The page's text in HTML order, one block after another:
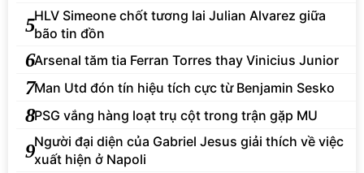
5HLV Simeone chốt tương lai Julian Alvarez giữa
bão tin đồn
6Arsenal tăm tia Ferran Torres thay Vinicius Junior
7Man Utd đón tín hiệu tích cực từ Benjamin Sesko
8PSG vắng hàng loạt trụ cột trong trận gặp MU
9Người đại diện của Gabriel Jesus giải thích về việc
xuất hiện ở Napoli